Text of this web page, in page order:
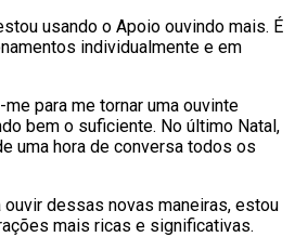
usando o Apoio ouvindo mais. É
individualmente e em
para me tornar uma ouvinte
bem o suficiente. No último Natal,
uma hora de conversa todos os
ouvir dessas novas maneiras, estou
mais ricas e significativas.